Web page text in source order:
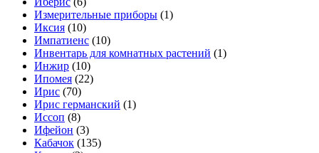
Измерительные приборы (1)
Иксия (10)
Импатиенс (10)
Инвентарь для комнатных растений (1)
Инжир (10)
Ипомея (22)
Ирис (70)
Ирис германский (1)
Иссоп (8)
Ифейон (3)
Кабачок (135)